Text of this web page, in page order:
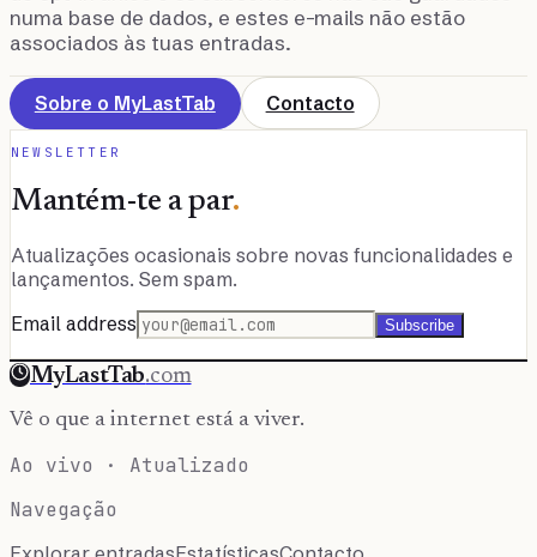
numa base de dados, e estes e-mails não estão
associados às tuas entradas.
Sobre o MyLastTab Contacto
NEWSLETTER
Mantém-te a par.
Atualizações ocasionais sobre novas funcionalidades e
lançamentos. Sem spam.
Email address
Subscribe
MyLastTab.com
Vê o que a internet está a viver.
Ao vivo · Atualizado
Navegação